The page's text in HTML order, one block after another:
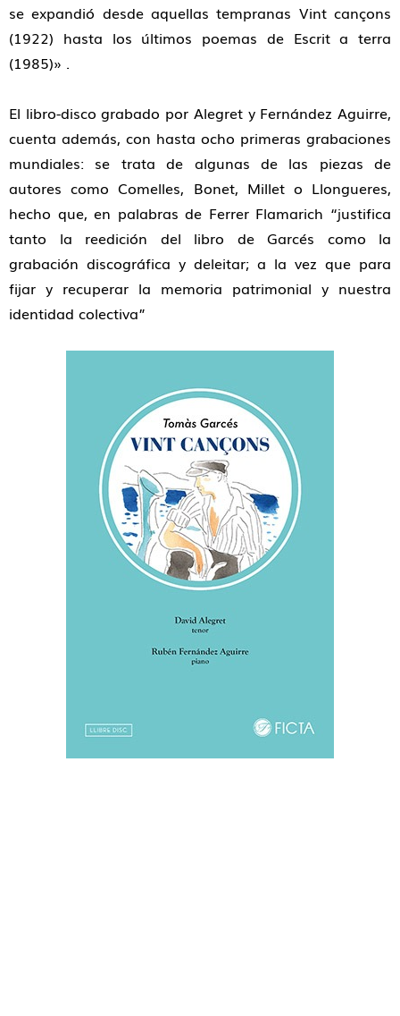
se expandió desde aquellas tempranas Vint cançons
(1922) hasta los últimos poemas de Escrit a terra
(1985)» .
El libro-disco grabado por Alegret y Fernández Aguirre,
cuenta además, con hasta ocho primeras grabaciones
mundiales: se trata de algunas de las piezas de
autores como Comelles, Bonet, Millet o Llongueres,
hecho que, en palabras de Ferrer Flamarich “justifica
tanto la reedición del libro de Garcés como la
grabación discográfica y deleitar; a la vez que para
fijar y recuperar la memoria patrimonial y nuestra
identidad colectiva”